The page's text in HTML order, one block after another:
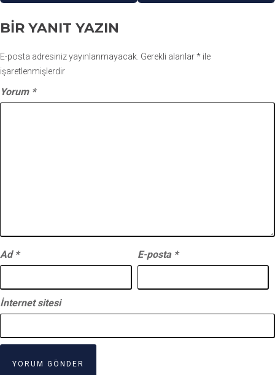
BIR YANIT YAZIN
E-posta adresiniz yayınlanmayacak. Gerekli alanlar* ile
işaretlenmişlerdir
Yorum *
Ad * E-posta *
İnternet sitesi